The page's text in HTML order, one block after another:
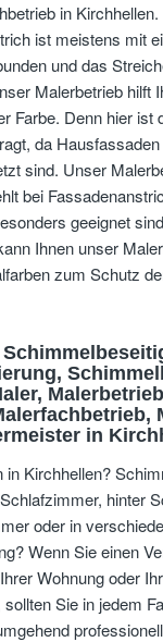
in Kirchhellen.
ist meistens mit
und das
Malerbetrieb hilft
Farbe. Denn hier ist
da
sind. Unser
bei
geeignet
Ihnen unser
zum Schutz
in
Kirchhellen?
hinter
oder in
Wenn Sie einen
Wohnung oder
Sie in jedem